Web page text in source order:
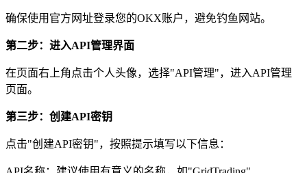
确保使用官方网址登录您的OKX账户，避免钓鱼网站。
第二步：进入API管理界面
在页面右上角点击个人头像，选择"API管理"，进入API管理
页面。
第三步：创建API密钥
点击"创建API密钥"，按照提示填写以下信息：